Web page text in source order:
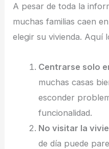
A pesar de toda la
muchas familias caen
elegir su vivienda. Aquí
Centrarse solo
muchas casas
esconder
funcionalidad.
No visitar la
de día puede